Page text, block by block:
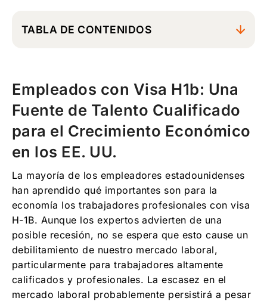
TABLA DE CONTENIDOS
Económico en los EE. UU.
Para Quién son las Visas H1b y Cuál es la
Disponibilidad
Proceso para Visas H-1B Nuevas o Iniciales
bajo el “Cap”
Opciones Alternativas: Transferencias de
Visa H1b para Empleados con Visas H-1B
Existentes
Nuestros Abogados de Inmigración por
Empleo de Boston Pueden Ayudar
Empleados con Visa H1b: Una
Fuente de Talento Cualificado
para el Crecimiento Económico
en los EE. UU.
La mayoría de los empleadores estadounidenses
han aprendido qué importantes son para la
economía los trabajadores profesionales con visa
H-1B. Aunque los expertos advierten de una
posible recesión, no se espera que esto cause un
debilitamiento de nuestro mercado laboral,
particularmente para trabajadores altamente
calificados y profesionales. La escasez en el
mercado laboral probablemente persistirá a pesar